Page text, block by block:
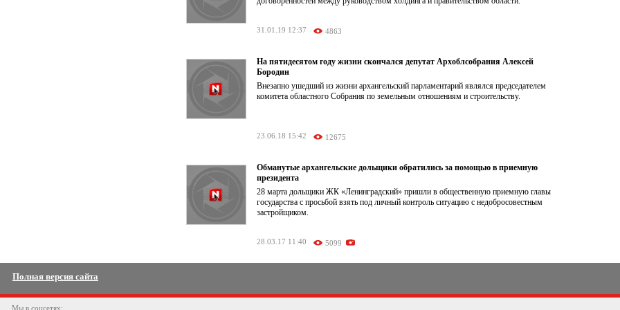
31.01.19 12:37 4863
На пятидесятом году жизни скончался депутат Архоблсобрания Алексей
Бородин
Внезапно ушедший из жизни архангельский парламентарий являлся председателем
комитета областного Собрания по земельным отношениям и строительству.
23.06.18 15:42 12675
Обманутые архангельские дольщики обратились за помощью в приемную
президента
28 марта дольщики ЖК «Ленинградский» пришли в общественную приемную главы
государства с просьбой взять под личный контроль ситуацию с недобросовестным
застройщиком.
28.03.17 11:40 5099
Полная версия сайта
Мы в соцсетях: